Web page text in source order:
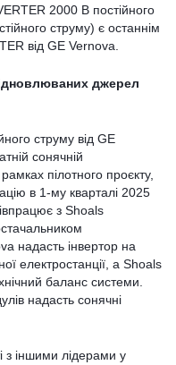
2000 В постійного
струму) є останнім
від GE Vernova.
джерел
струму від GE
сонячній
пілотного проєкту,
в 1-му кварталі 2025
з Shoals
надасть інвертор на
електростанції, а Shoals
баланс системи.
надасть сонячні
з іншими лідерами у